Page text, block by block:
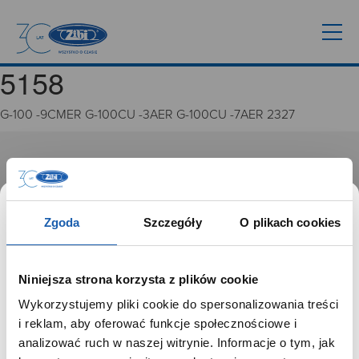
Zgoda Szczegóły O plikach cookies
Niniejsza strona korzysta z plików cookie
Wykorzystujemy pliki cookie do spersonalizowania treści
i reklam, aby oferować funkcje społecznościowe i
analizować ruch w naszej witrynie. Informacje o tym, jak
5158
G-100 -9CMER G-100CU -3AER G-100CU -7AER 2327
GRUPA ZIBI
Historia
Misja, wizja i wartości Grupy Zibi
Ważne daty
Zgoda na ciasteczka
PRODUKTY
Zegarki
SZANOWNY UŻYTKOWNIKU,
SZANOWNA UŻYTKOWNICZKO